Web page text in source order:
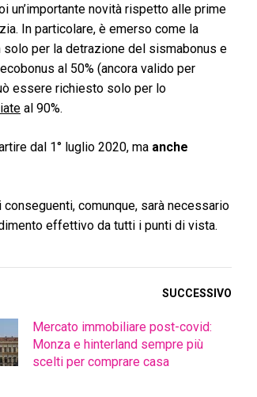
un’importante novità rispetto alle prime
In particolare, è emerso come la
per la detrazione del sismabonus e
al 50% (ancora valido per
essere richiesto solo per lo
al 90%.
dal 1° luglio 2020, ma anche
comunque, sarà necessario
effettivo da tutti i punti di vista.
SUCCESSIVO
Mercato immobiliare post-covid:
Monza e hinterland sempre più
scelti per comprare casa